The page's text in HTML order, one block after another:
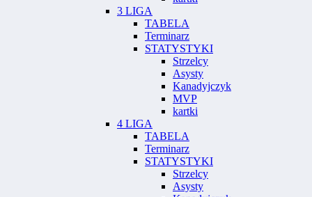
3 LIGA
TABELA
Terminarz
STATYSTYKI
Strzelcy
Asysty
Kanadyjczyk
MVP
kartki
4 LIGA
TABELA
Terminarz
STATYSTYKI
Strzelcy
Asysty